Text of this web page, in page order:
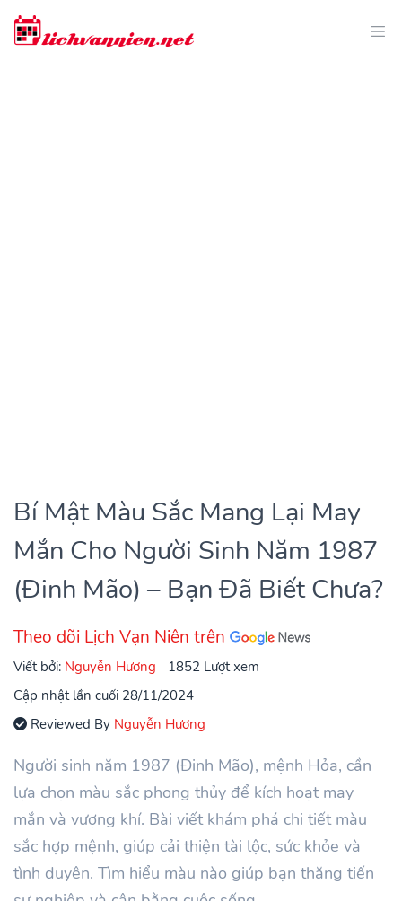
Bí Mật Màu Sắc Mang Lại May
Mắn Cho Người Sinh Năm 1987
(Đinh Mão) – Bạn Đã Biết Chưa?
Theo dõi Lịch Vạn Niên trên
Viết bởi: Nguyễn Hương
1852 Lượt xem
Cập nhật lần cuối 28/11/2024
Reviewed By Nguyễn Hương
Người sinh năm 1987 (Đinh Mão), mệnh Hỏa, cần
lựa chọn màu sắc phong thủy để kích hoạt may
mắn và vượng khí. Bài viết khám phá chi tiết màu
sắc hợp mệnh, giúp cải thiện tài lộc, sức khỏe và
tình duyên. Tìm hiểu màu nào giúp bạn thăng tiến